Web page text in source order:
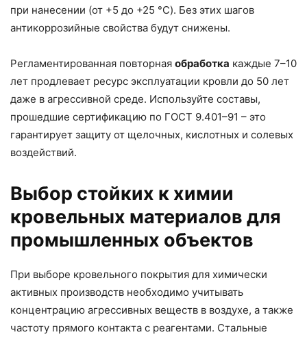
при нанесении (от +5 до +25 °C). Без этих шагов
антикоррозийные свойства будут снижены.
Регламентированная повторная обработка каждые 7–10
лет продлевает ресурс эксплуатации кровли до 50 лет
даже в агрессивной среде. Используйте составы,
прошедшие сертификацию по ГОСТ 9.401–91 – это
гарантирует защиту от щелочных, кислотных и солевых
воздействий.
Выбор стойких к химии
кровельных материалов для
промышленных объектов
При выборе кровельного покрытия для химически
активных производств необходимо учитывать
концентрацию агрессивных веществ в воздухе, а также
частоту прямого контакта с реагентами. Стальные